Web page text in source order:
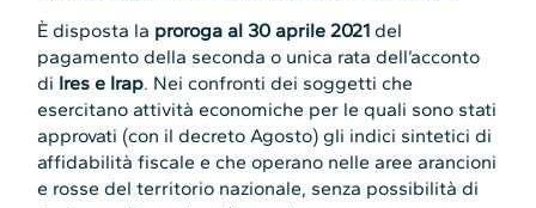
È disposta la proroga al 30 aprile 2021 del
pagamento della seconda o unica rata dell’acconto
di Ires e Irap. Nei confronti dei soggetti che
esercitano attività economiche per le quali sono stati
approvati (con il decreto Agosto) gli indici sintetici di
affidabilità fiscale e che operano nelle aree arancioni
e rosse del territorio nazionale, senza possibilità di